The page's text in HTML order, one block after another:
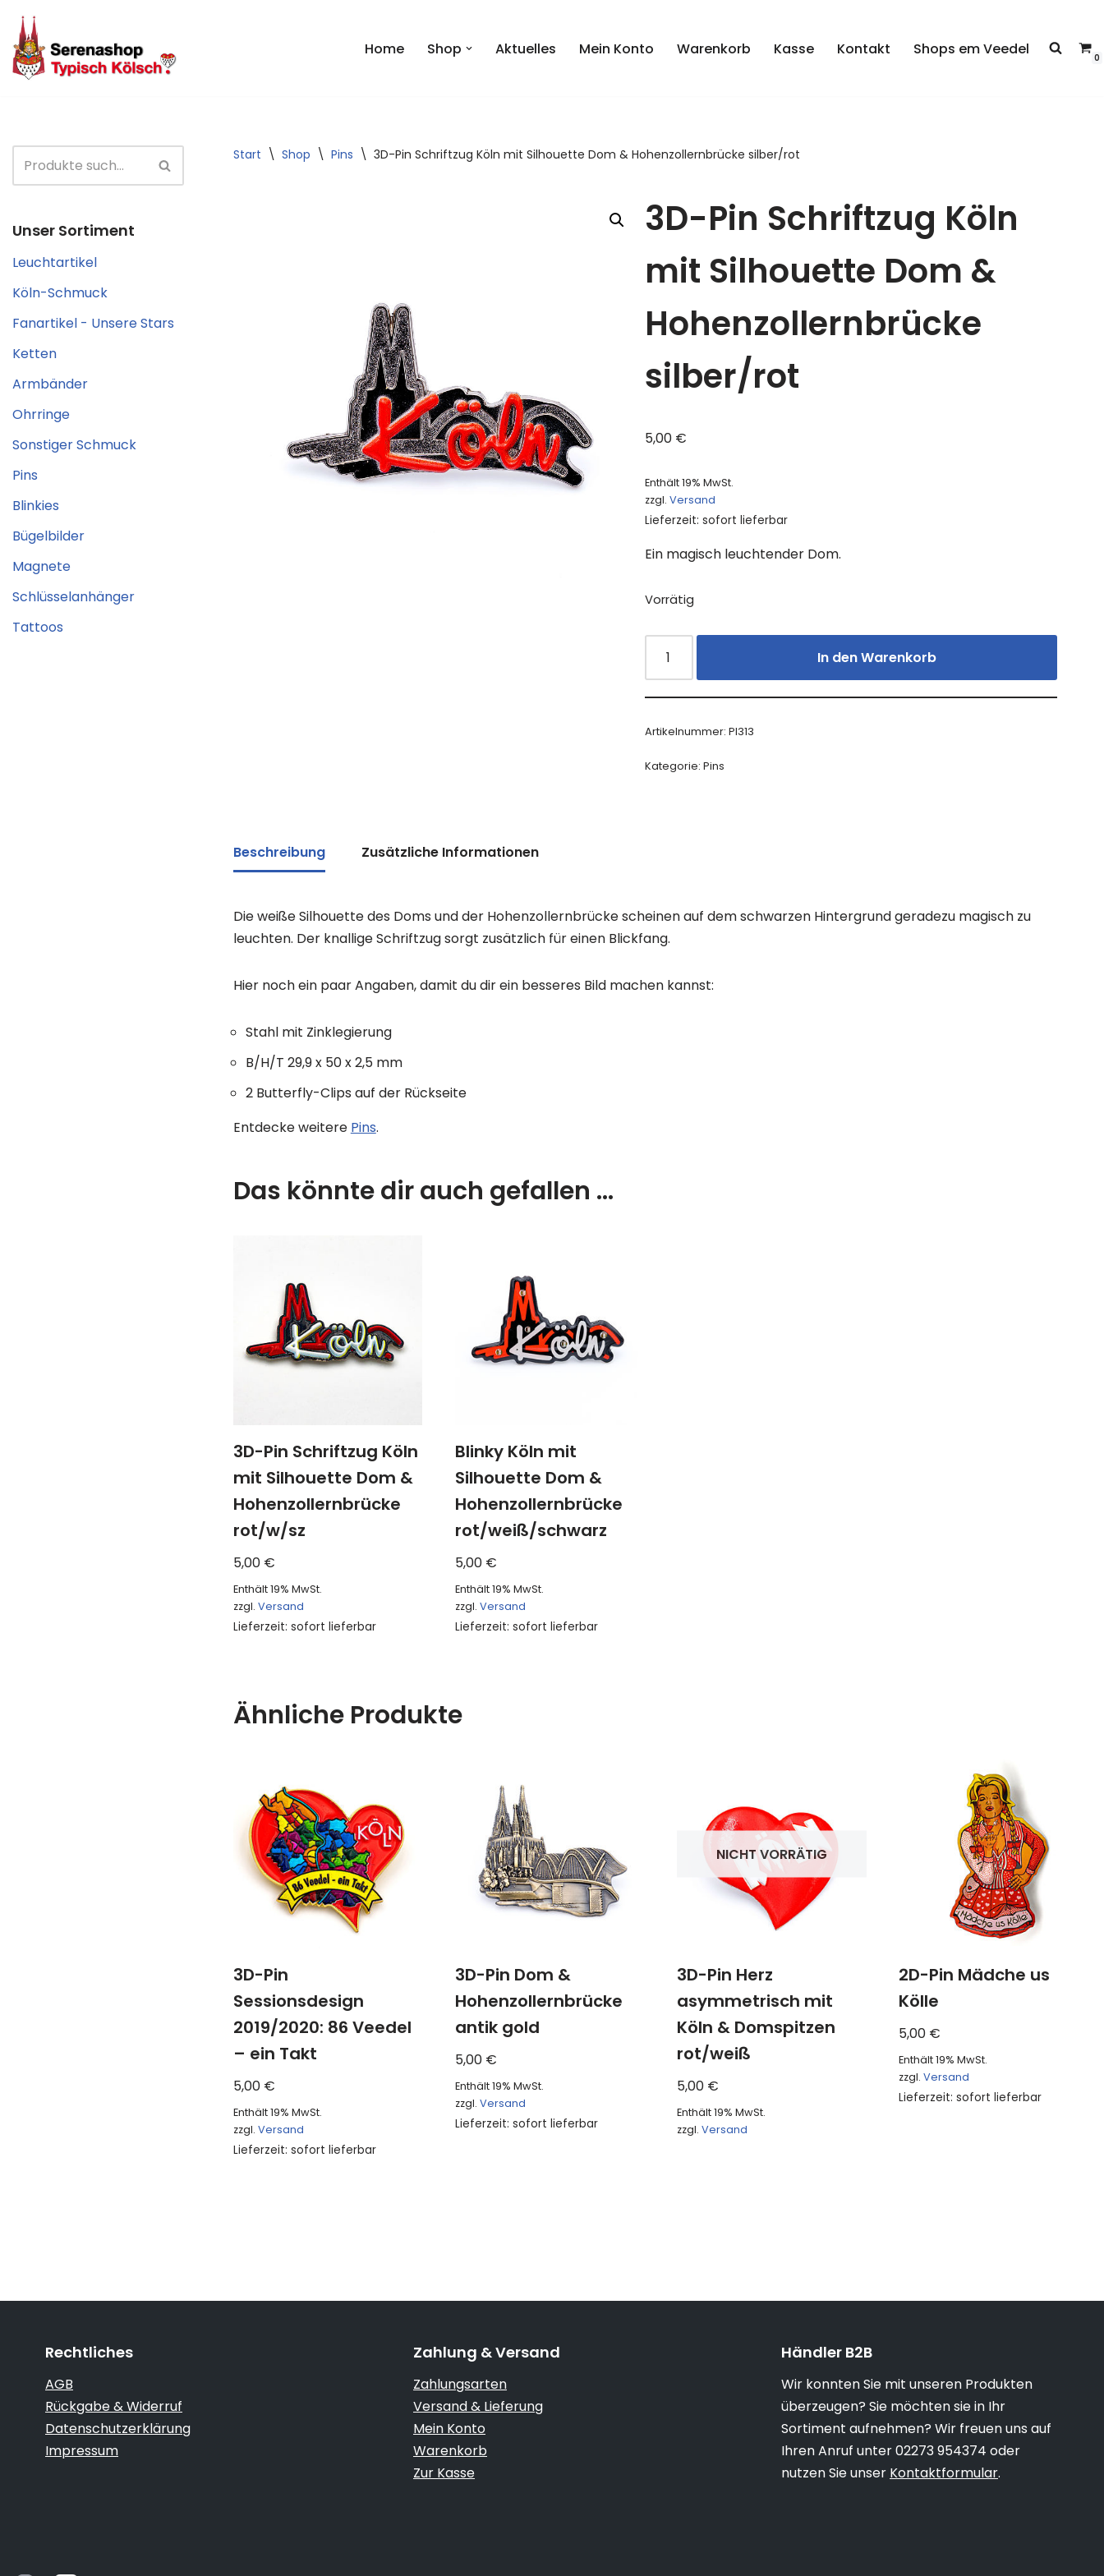
Zum
Inhalt
Home Shop Aktuelles Mein Konto Warenkorb Kasse Kontakt Shops em Veedel 0
Unser Sortiment
Leuchtartikel
Köln-Schmuck
Fanartikel - Unsere Stars
Ketten
Armbänder
Ohrringe
Sonstiger Schmuck
Pins
Blinkies
Bügelbilder
Magnete
Schlüsselanhänger
Tattoos
Start \ Shop \ Pins \ 3D-Pin Schriftzug Köln mit Silhouette Dom & Hohenzollernbrücke silber/rot
3D-Pin Schriftzug Köln
mit Silhouette Dom &
Hohenzollernbrücke
silber/rot
5,00 €
Enthält 19% MwSt.
zzgl.Versand
Lieferzeit: sofort lieferbar
Ein magisch leuchtender Dom.
Vorrätig
In den Warenkorb
Artikelnummer:PI313
Kategorie:Pins
Beschreibung Zusätzliche Informationen
Die weiße Silhouette des Doms und der Hohenzollernbrücke scheinen auf dem schwarzen Hintergrund geradezu magisch zu
leuchten. Der knallige Schriftzug sorgt zusätzlich für einen Blickfang.
Hier noch ein paar Angaben, damit du dir ein besseres Bild machen kannst:
Stahl mit Zinklegierung
B/H/T 29,9 x 50 x 2,5 mm
2 Butterfly-Clips auf der Rückseite
Entdecke weitere Pins.
Das könnte dir auch gefallen …
3D-Pin Schriftzug Köln
mit Silhouette Dom &
Hohenzollernbrücke
rot/w/sz
5,00 €
Enthält 19% MwSt.
zzgl. Versand
Lieferzeit: sofort lieferbar
Blinky Köln mit
Silhouette Dom &
Hohenzollernbrücke
rot/weiß/schwarz
5,00 €
Enthält 19% MwSt.
zzgl. Versand
Lieferzeit: sofort lieferbar
Ähnliche Produkte
3D-Pin
Sessionsdesign
2019/2020: 86 Veedel
– ein Takt
5,00 €
Enthält 19% MwSt.
zzgl. Versand
Lieferzeit: sofort lieferbar
3D-Pin Dom &
Hohenzollernbrücke
antik gold
5,00 €
Enthält 19% MwSt.
zzgl. Versand
Lieferzeit: sofort lieferbar
NICHT VORRÄTIG
3D-Pin Herz
asymmetrisch mit
Köln & Domspitzen
rot/weiß
5,00 €
Enthält 19% MwSt.
zzgl.Versand
2D-Pin Mädche us
Kölle
5,00 €
Enthält 19% MwSt.
zzgl.Versand
Lieferzeit: sofort lieferbar
Rechtliches
AGB
Rückgabe & Widerruf
Datenschutzerklärung
Impressum
Zahlung & Versand
Zahlungsarten
Versand & Lieferung
Mein Konto
Warenkorb
Zur Kasse
Händler B2B
Wir konnten Sie mit unseren Produkten
überzeugen? Sie möchten sie in Ihr
Sortiment aufnehmen? Wir freuen uns auf
Ihren Anruf unter 02273 954374 oder
nutzen Sie unser Kontaktformular.